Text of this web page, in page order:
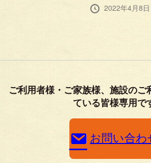
投
2022年4月8日
ご利用者様・ご家族様、施設のご
ている皆様専用で
お問い合わ